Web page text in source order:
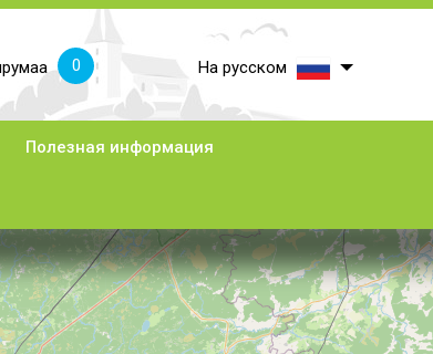
0 На русском
Полезная информация